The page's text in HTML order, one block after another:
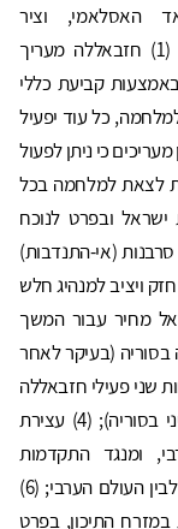
האסלאמי, וציר
איראן-חזבאללה. להתלכדות זו מספר נדבכים: (1) חזבאללה מעריך
קביעת כללי
כל עוד יפעיל
ואיראן מעריכים כי ניתן לפעול
לצאת למלחמה בכל
ובפרט לנוכח
(אי-התנדבות)
ויציב למנהיג חלש
מישראל מחיר עבור המשך
בסוריה (בעיקר לאחר
שני פעילי חזבאללה
וכן התנקשות בבכיר הג'האד האסלאמי הפלסטיני בסוריה); (4) עצירת
ומנגד התקדמות
בנורמליזציה המקבילה בין איראן וגרורתה סוריה לבין העולם הערבי; (6)
התיכון, בפרט